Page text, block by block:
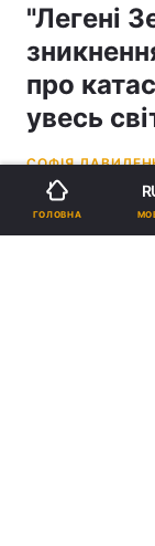
"Легені
про
увесь
СОФІЯ
12:44, 11.05.26
ГОЛОВНА